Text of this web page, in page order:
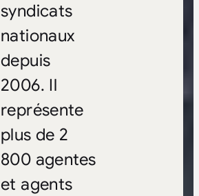
syndicats
nationaux
depuis
2006. Il
représente
plus de 2
800 agentes
et agents